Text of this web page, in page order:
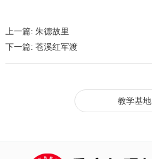
上一篇: 朱德故里
下一篇: 苍溪红军渡
教学基地